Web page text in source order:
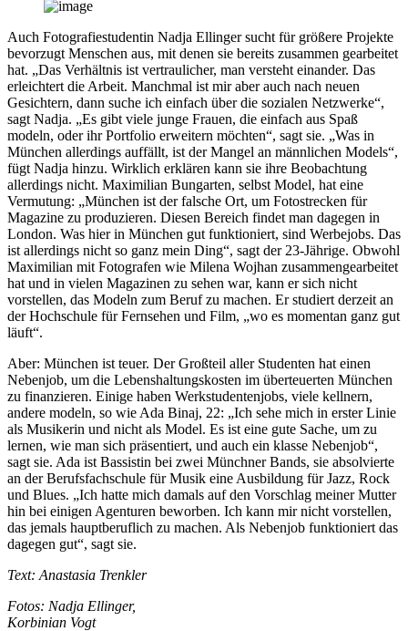
Auch Fotografiestudentin Nadja Ellinger sucht für größere Projekte
bevorzugt Menschen aus, mit denen sie bereits zusammen gearbeitet
hat. „Das Verhältnis ist vertraulicher, man versteht einander. Das
erleichtert die Arbeit. Manchmal ist mir aber auch nach neuen
Gesichtern, dann suche ich einfach über die sozialen Netzwerke“,
sagt Nadja. „Es gibt viele junge Frauen, die einfach aus Spaß
modeln, oder ihr Portfolio erweitern möchten“, sagt sie. „Was in
München allerdings auffällt, ist der Mangel an männlichen Models“,
fügt Nadja hinzu. Wirklich erklären kann sie ihre Beobachtung
allerdings nicht. Maximilian Bungarten, selbst Model, hat eine
Vermutung: „München ist der falsche Ort, um Fotostrecken für
Magazine zu produzieren. Diesen Bereich findet man dagegen in
London. Was hier in München gut funktioniert, sind Werbejobs. Das
ist allerdings nicht so ganz mein Ding“, sagt der 23-Jährige. Obwohl
Maximilian mit Fotografen wie Milena Wojhan zusammengearbeitet
hat und in vielen Magazinen zu sehen war, kann er sich nicht
vorstellen, das Modeln zum Beruf zu machen. Er studiert derzeit an
der Hochschule für Fernsehen und Film, „wo es momentan ganz gut
läuft“.
Aber: München ist teuer. Der Großteil aller Studenten hat einen
Nebenjob, um die Lebenshaltungskosten im überteuerten München
zu finanzieren. Einige haben Werkstudentenjobs, viele kellnern,
andere modeln, so wie Ada Binaj, 22: „Ich sehe mich in erster Linie
als Musikerin und nicht als Model. Es ist eine gute Sache, um zu
lernen, wie man sich präsentiert, und auch ein klasse Nebenjob“,
sagt sie. Ada ist Bassistin bei zwei Münchner Bands, sie absolvierte
an der Berufsfachschule für Musik eine Ausbildung für Jazz, Rock
und Blues. „Ich hatte mich damals auf den Vorschlag meiner Mutter
hin bei einigen Agenturen beworben. Ich kann mir nicht vorstellen,
das jemals hauptberuflich zu machen. Als Nebenjob funktioniert das
dagegen gut“, sagt sie.
Text: Anastasia Trenkler
Fotos: Nadja Ellinger,
Korbinian Vogt